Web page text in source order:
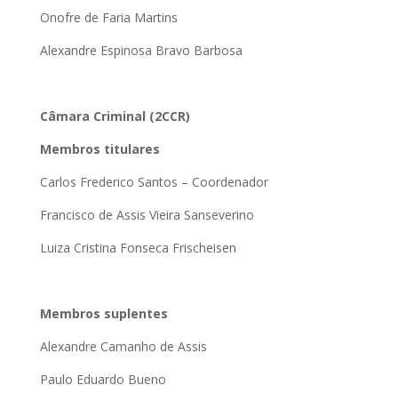
Onofre de Faria Martins
Alexandre Espinosa Bravo Barbosa
Câmara Criminal (2CCR)
Membros titulares
Carlos Frederico Santos – Coordenador
Francisco de Assis Vieira Sanseverino
Luiza Cristina Fonseca Frischeisen
Membros suplentes
Alexandre Camanho de Assis
Paulo Eduardo Bueno